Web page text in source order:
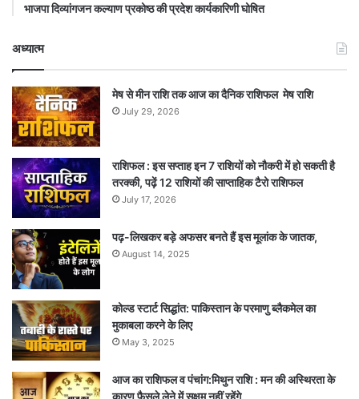
भाजपा दिव्यांगजन कल्याण प्रकोष्ठ की प्रदेश कार्यकारिणी घोषित
अध्यात्म
मेष से मीन राशि तक आज का दैनिक राशिफल मेष राशि
July 29, 2026
राशिफल : इस सप्ताह इन 7 राशियों को नौकरी में हो सकती है
तरक्की, पढ़ें 12 राशियों की साप्ताहिक टैरो राशिफल
July 17, 2026
पढ़-लिखकर बड़े अफसर बनते हैं इस मूलांक के जातक,
August 14, 2025
कोल्ड स्टार्ट सिद्धांत: पाकिस्तान के परमाणु ब्लैकमेल का
मुकाबला करने के लिए
May 3, 2025
आज का राशिफल व पंचांग:मिथुन राशि : मन की अस्थिरता के
कारण फैसले लेने में सक्षम नहीं रहेंगे